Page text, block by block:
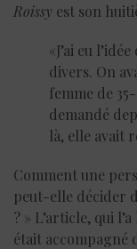
Roissy est son
«J’ai eu
divers. On
femme de
demandé
là, elle avait
Comment une
peut-elle décider
? » L’article, qui
était accompagné